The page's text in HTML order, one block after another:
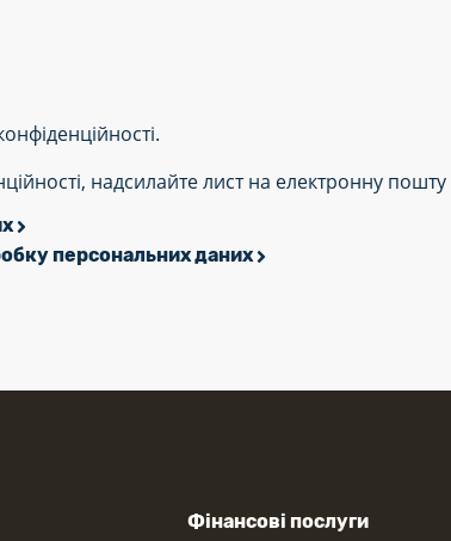
надсилайте лист на електронну пошту
персональних даних
Фінансові послуги